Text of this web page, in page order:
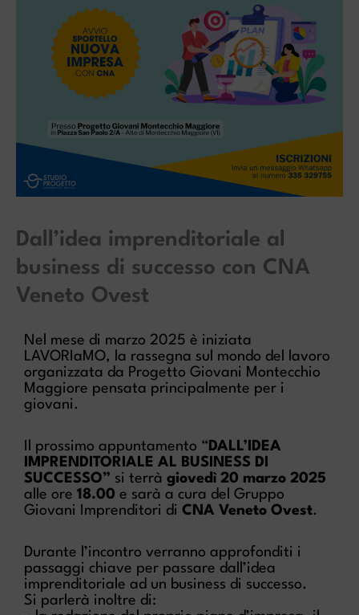
Dall’idea imprenditoriale al
business di successo con CNA
Veneto Ovest
Nel mese di marzo 2025 è iniziata
LAVORIaMO, la rassegna sul mondo del lavoro
organizzata da Progetto Giovani Montecchio
Maggiore pensata principalmente per i
giovani.
Il prossimo appuntamento “ DALL’IDEA
IMPRENDITORIALE AL BUSINESS DI
SUCCESSO” si terrà giovedì 20 marzo 2025
alle ore 18.00 e sarà a cura del Gruppo
Giovani Imprenditori di CNA Veneto Ovest.
Durante l’incontro verranno approfonditi i
passaggi chiave per passare dall’idea
imprenditoriale ad un business di successo.
Si parlerà inoltre di: